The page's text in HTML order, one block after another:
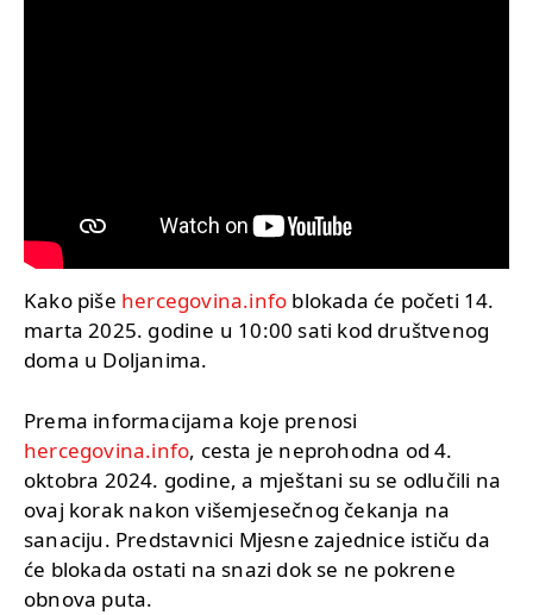
Kako piše hercegovina.info blokada će početi 14.
marta 2025. godine u 10:00 sati kod društvenog
doma u Doljanima.
Prema informacijama koje prenosi
hercegovina.info, cesta je neprohodna od 4.
oktobra 2024. godine, a mještani su se odlučili na
ovaj korak nakon višemjesečnog čekanja na
sanaciju. Predstavnici Mjesne zajednice ističu da
će blokada ostati na snazi dok se ne pokrene
obnova puta.